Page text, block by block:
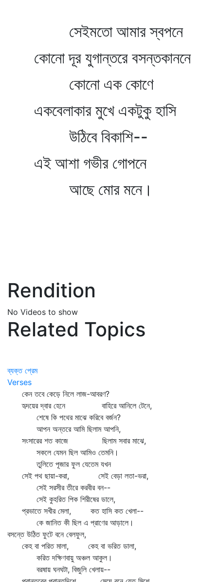
সেইমতো আমার স্বপনে
কোনো দূর যুগান্তরে বসন্তকাননে
কোনো এক কোণে
একবেলাকার মুখে একটুকু হাসি
উঠিবে বিকাশি--
এই আশা গভীর গোপনে
আছে মোর মনে।
Rendition
No Videos to show
Related Topics
ব্যক্ত প্রেম
Verses
কেন তবে কেড়ে নিলে লাজ-আবরণ?
হৃদয়ের দ্বার হেনে বাহিরে আনিলে টেনে,
শেষে কি পথের মাঝে করিবে বর্জন?
আপন অন্তরে আমি ছিলাম আপনি,
সংসারের শত কাজে ছিলাম সবার মাঝে,
সকলে যেমন ছিল আমিও তেমনি।
তুলিতে পূজার ফুল যেতেম যখন
সেই পথ ছায়া-করা, সেই বেড়া লতা-ভরা,
সেই সরসীর তীরে করবীর বন--
সেই কুহরিত পিক শিরীষের ডালে,
প্রভাতে সখীর মেলা, কত হাসি কত খেলা--
কে জানিত কী ছিল এ প্রাণের আড়ালে।
বসন্তে উঠিত ফুটে বনে বেলফুল,
কেহ বা পরিত মালা, কেহ বা ভরিত ডালা,
করিত দক্ষিণবায়ু অঞ্চল আকুল।
বরষায় ঘনঘটা, বিজুলি খেলায়--